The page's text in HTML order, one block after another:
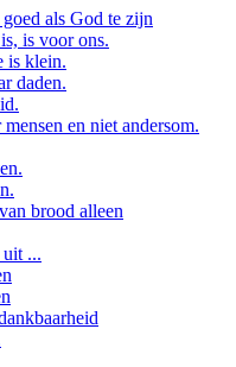
als God te zijn
is voor ons.
is klein.
daden.
en niet andersom.
brood alleen
uit ...